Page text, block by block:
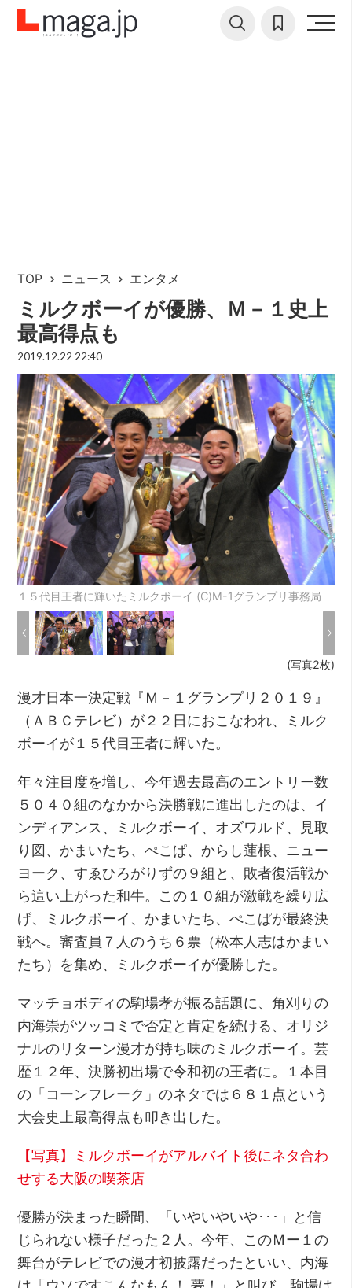
TOP ニュース エンタメ
ミルクボーイが優勝、Ｍ－１史上
最高得点も
2019.12.22 22:40
１５代目王者に輝いたミルクボーイ (C)M-1グランプリ事務局
(写真2枚)
漫才日本一決定戦『Ｍ－１グランプリ２０１９』
（ＡＢＣテレビ）が２２日におこなわれ、ミルク
ボーイが１５代目王者に輝いた。
年々注目度を増し、今年過去最高のエントリー数
５０４０組のなかから決勝戦に進出したのは、イ
ンディアンス、ミルクボーイ、オズワルド、見取
り図、かまいたち、ぺこぱ、からし蓮根、ニュー
ヨーク、すゑひろがりずの９組と、敗者復活戦か
ら這い上がった和牛。この１０組が激戦を繰り広
げ、ミルクボーイ、かまいたち、ぺこぱが最終決
戦へ。審査員７人のうち６票（松本人志はかまい
たち）を集め、ミルクボーイが優勝した。
マッチョボディの駒場孝が振る話題に、角刈りの
内海崇がツッコミで否定と肯定を続ける、オリジ
ナルのリターン漫才が持ち味のミルクボーイ。芸
歴１２年、決勝初出場で令和初の王者に。１本目
の「コーンフレーク」のネタでは６８１点という
大会史上最高得点も叩き出した。
【写真】ミルクボーイがアルバイト後にネタ合わ
せする大阪の喫茶店
優勝が決まった瞬間、「いやいやいや･･･」と信
じられない様子だった２人。今年、このＭー１の
舞台がテレビでの漫才初披露だったといい、内海